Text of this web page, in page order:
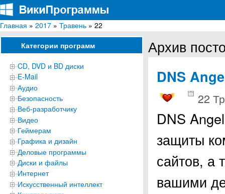
ВикиПрограммы
Энциклопедия бесплатных компьютерных программ для Windows
Главная » 2017 » Травень » 22
Категории программ
CD, DVD и BD диски
E-Mail
Аудио
Безопасность
Веб-разработчику
Видео
Геймерам
Графика и дизайн
Деловые программы
Диски и файлы
Интернет
Искусственный интеллект
Архив
DNS
22
DNS
защиты
сайтов, а
вашими